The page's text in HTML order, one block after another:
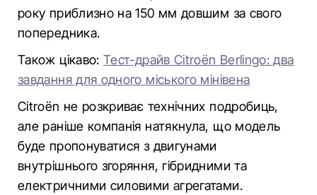
року приблизно на 150 мм довшим за свого
попередника.
Також цікаво:Тест-драйв Citroёn Berlingo: два
завдання для одного міського мінівена
Citroёn не розкриває технічних подробиць,
але раніше компанія натякнула, що модель
буде пропонуватися з двигунами
внутрішнього згоряння, гібридними та
електричними силовими агрегатами.